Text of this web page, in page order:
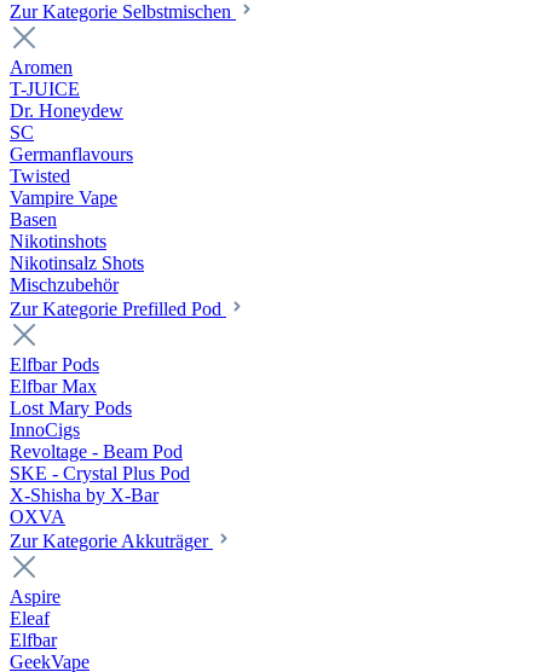
Zur Kategorie Selbstmischen
Aromen
T-JUICE
Dr. Honeydew
SC
Germanflavours
Twisted
Vampire Vape
Basen
Nikotinshots
Nikotinsalz Shots
Mischzubehör
Zur Kategorie Prefilled Pod
Elfbar Pods
Elfbar Max
Lost Mary Pods
InnoCigs
Revoltage - Beam Pod
SKE - Crystal Plus Pod
X-Shisha by X-Bar
OXVA
Zur Kategorie Akkuträger
Aspire
Eleaf
Elfbar
GeekVape